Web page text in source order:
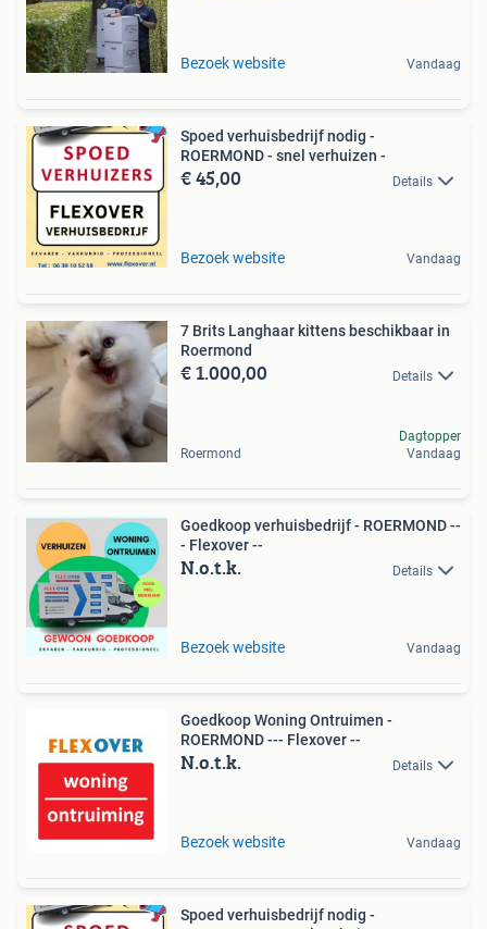
Bezoek website Vandaag
Spoed verhuisbedrijf nodig -
ROERMOND - snel verhuizen -
€ 45,00 Details
Bezoek website Vandaag
7 Brits Langhaar kittens beschikbaar in
Roermond
€ 1.000,00 Details
Roermond
Dagtopper
Vandaag
Goedkoop verhuisbedrijf - ROERMOND --
- Flexover --
N.o.t.k. Details
Bezoek website Vandaag
Goedkoop Woning Ontruimen -
ROERMOND --- Flexover --
N.o.t.k. Details
Bezoek website Vandaag
Spoed verhuisbedrijf nodig -